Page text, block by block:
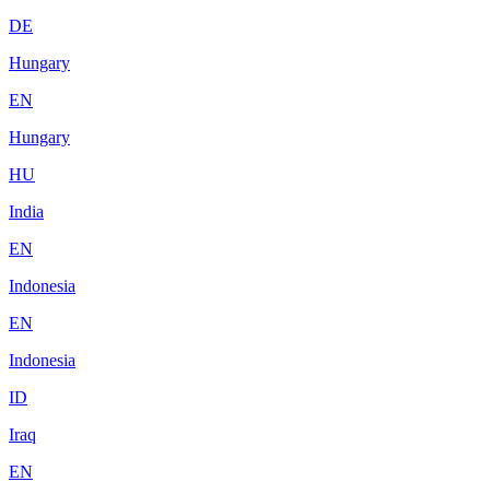
DE
Hungary
EN
Hungary
HU
India
EN
Indonesia
EN
Indonesia
ID
Iraq
EN